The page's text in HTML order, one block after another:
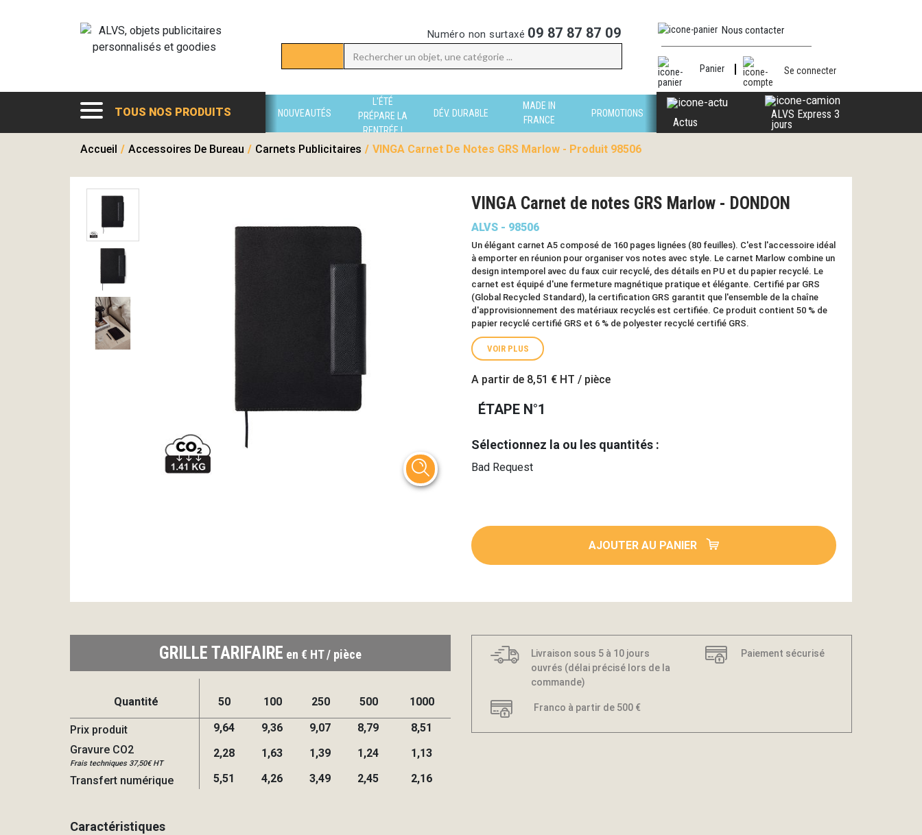
Numéro non surtaxé 09 87 87 87 09 Nous contacter
Panier Se connecter
TOUS NOS PRODUITS NOUVEAUTÉS
L'ÉTÉ
PRÉPARE LA
RENTRÉE !
DÉV. DURABLE
MADE IN
FRANCE
PROMOTIONS
Actus
ALVS Express 3
jours
Accueil / Accessoires De Bureau / Carnets Publicitaires / VINGA Carnet De Notes GRS Marlow - Produit 98506
VINGA Carnet de notes GRS Marlow - DONDON
ALVS - 98506
Un élégant carnet A5 composé de 160 pages lignées (80 feuilles). C'est l'accessoire idéal
à emporter en réunion pour organiser vos notes avec style. Le carnet Marlow combine un
design intemporel avec du faux cuir recyclé, des détails en PU et du papier recyclé. Le
carnet est équipé d'une fermeture magnétique pratique et élégante. Certifié par GRS
(Global Recycled Standard), la certification GRS garantit que l'ensemble de la chaîne
d'approvisionnement des matériaux recyclés est certifiée. Ce produit contient 50 % de
papier recyclé certifié GRS et 6 % de polyester recyclé certifié GRS.
VOIR PLUS
A partir de 8,51 € HT / pièce
ÉTAPE N°1
Sélectionnez la ou les quantités :
Bad Request
AJOUTER AU PANIER
GRILLE TARIFAIRE en € HT / pièce
Quantité 50 100 250 500 1000
Prix produit 9,64 9,36 9,07 8,79
8,51
Gravure CO2
Frais techniques 37,50€ HT
2,28 1,63 1,39 1,24 1,13
Transfert numérique 5,51 4,26 3,49 2,45 2,16
Caractéristiques
Livraison sous 5 à 10 jours
ouvrés (délai précisé lors de la
commande)
Paiement sécurisé
Franco à partir de 500 €